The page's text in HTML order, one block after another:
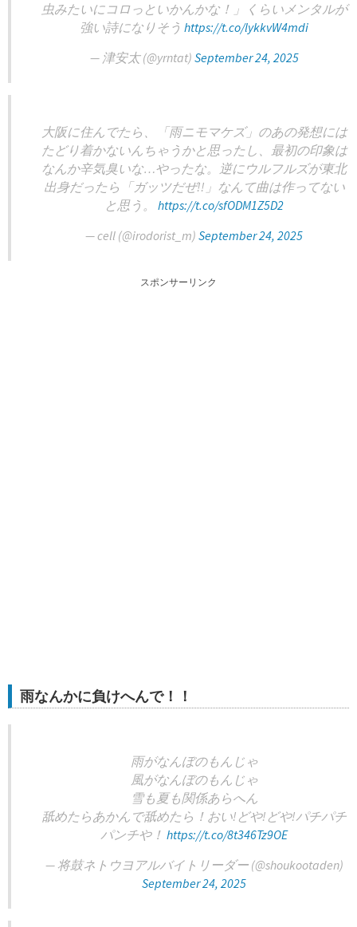
虫みたいにコロっといかんかな！」くらいメンタルが
強い詩になりそう https://t.co/lykkvW4mdi
— 津安太 (@yrntat) September 24, 2025
大阪に住んでたら、「雨ニモマケズ」のあの発想には
たどり着かないんちゃうかと思ったし、最初の印象は
なんか辛気臭いな…やったな。逆にウルフルズが東北
出身だったら「ガッツだぜ!!」なんて曲は作ってない
と思う。 https://t.co/sfODM1Z5D2
— cell (@irodorist_m) September 24, 2025
スポンサーリンク
雨なんかに負けへんで！！
雨がなんぼのもんじゃ
風がなんぼのもんじゃ
雪も夏も関係あらへん
舐めたらあかんで舐めたら！おい!どや!どや!パチパチ
パンチや！ https://t.co/8t346Tz9OE
— 将鼓ネトウヨアルバイトリーダー (@shoukootaden)
September 24, 2025